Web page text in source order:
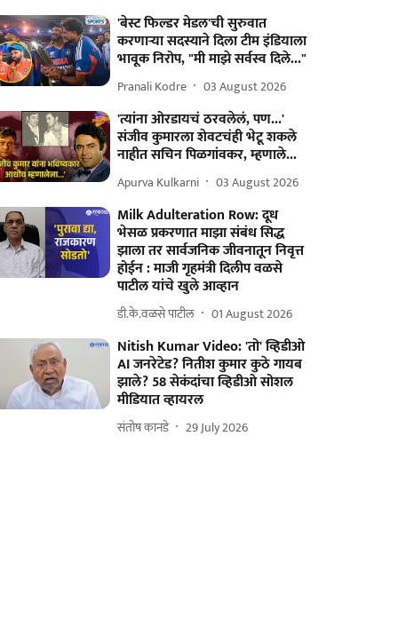
'बेस्ट फिल्डर मेडल'ची सुरुवात
करणाऱ्या सदस्याने दिला टीम इंडियाला
भावूक निरोप, "मी माझे सर्वस्व दिले..."
Pranali Kodre 03 August 2026
'त्यांना ओरडायचं ठरवलेलं, पण...'
संजीव कुमारला शेवटचंही भेटू शकले
नाहीत सचिन पिळगांवकर, म्हणाले...
Apurva Kulkarni 03 August 2026
Milk Adulteration Row: दूध
भेसळ प्रकरणात माझा संबंध सिद्ध
झाला तर सार्वजनिक जीवनातून निवृत्त
होईन : माजी गृहमंत्री दिलीप वळसे
पाटील यांचे खुले आव्हान
डी.के.वळसे पाटील 01 August 2026
Nitish Kumar Video: 'तो' व्हिडीओ
AI जनरेटेड? नितीश कुमार कुठे गायब
झाले? 58 सेकंदांचा व्हिडीओ सोशल
मीडियात व्हायरल
संतोष कानडे 29 July 2026